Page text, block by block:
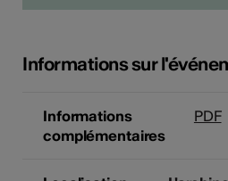
Informations sur
Informations
complémentaires
PDF